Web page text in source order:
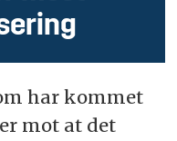
har kommet
mot at det